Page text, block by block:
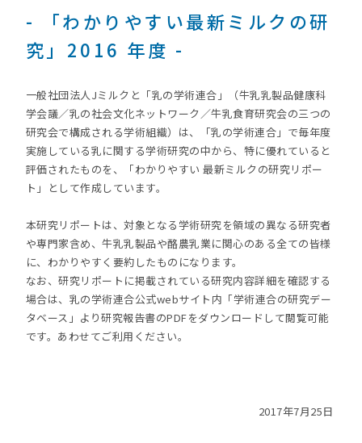
- 「わかりやすい最新ミルクの研
究」2016 年度 -
一般社団法人Jミルクと「乳の学術連合」（牛乳乳製品健康科
学会議／乳の社会文化ネットワーク／牛乳食育研究会の三つの
研究会で構成される学術組織）は、「乳の学術連合」で毎年度
実施している乳に関する学術研究の中から、特に優れていると
評価されたものを、「わかりやすい 最新ミルクの研究リポー
ト」として作成しています。
本研究リポートは、対象となる学術研究を領域の異なる研究者
や専門家含め、牛乳乳製品や酪農乳業に関心のある全ての皆様
に、わかりやすく要約したものになります。
なお、研究リポートに掲載されている研究内容詳細を確認する
場合は、乳の学術連合公式webサイト内「学術連合の研究デー
タベース」より研究報告書のPDFをダウンロードして閲覧可能
です。あわせてご利用ください。
2017年7月25日